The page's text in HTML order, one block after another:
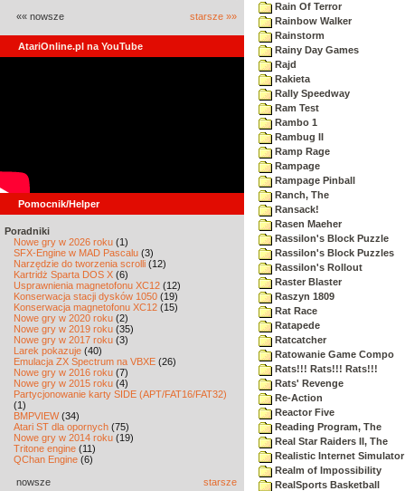
«« nowsze starsze »»
AtariOnline.pl na YouTube
Pomocnik/Helper
Poradniki
Nowe gry w 2026 roku (1)
SFX-Engine w MAD Pascalu (3)
Narzędzie do tworzenia scrolli (12)
Kartridż Sparta DOS X (6)
Usprawnienia magnetofonu XC12 (12)
Konserwacja stacji dysków 1050 (19)
Konserwacja magnetofonu XC12 (15)
Nowe gry w 2020 roku (2)
Nowe gry w 2019 roku (35)
Nowe gry w 2017 roku (3)
Larek pokazuje (40)
Emulacja ZX Spectrum na VBXE (26)
Nowe gry w 2016 roku (7)
Nowe gry w 2015 roku (4)
Partycjonowanie karty SIDE (APT/FAT16/FAT32)
(1)
BMPVIEW(34)
Atari ST dla opornych (75)
Nowe gry w 2014 roku (19)
Tritone engine (11)
QChan Engine (6)
nowsze starsze
Rain Of Terror
Rainbow Walker
Rainstorm
Rainy Day Games
Rajd
Rakieta
Rally Speedway
Ram Test
Rambo 1
Rambug II
Ramp Rage
Rampage
Rampage Pinball
Ranch, The
Ransack!
Rasen Maeher
Rassilon's Block Puzzle
Rassilon's Block Puzzles
Rassilon's Rollout
Raster Blaster
Raszyn 1809
Rat Race
Ratapede
Ratcatcher
Ratowanie Game Compo
Rats!!! Rats!!! Rats!!!
Rats' Revenge
Re-Action
Reactor Five
Reading Program, The
Real Star Raiders II, The
Realistic Internet Simulator
Realm of Impossibility
RealSports Basketball